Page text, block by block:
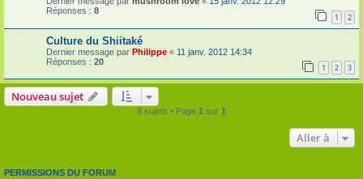
Réponses : 8
1 2
Culture du Shiitaké
Dernier message par Philippe « 11 janv. 2012 14:34
Réponses : 20
1 2 3
Nouveau sujet
8 sujets • Page 1 sur 1
Aller à
PERMISSIONS DU FORUM